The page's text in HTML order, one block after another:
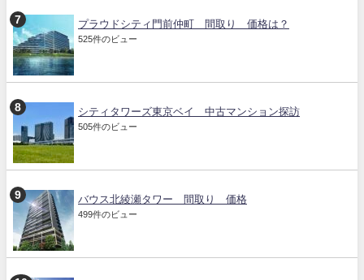
プラウドシティ門前仲町 間取り 価格は？
525件のビュー
シティタワーズ東京ベイ 中古マンション探訪
505件のビュー
バウス北綾瀬タワー 間取り 価格
499件のビュー